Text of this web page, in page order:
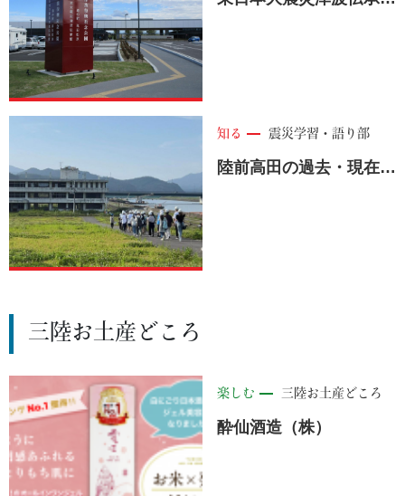
知る 震災学習・語り部
陸前高田の過去・現在・未来を感じる 【教育旅行】
三陸お土産どころ
楽しむ 三陸お土産どころ
酔仙酒造（株）